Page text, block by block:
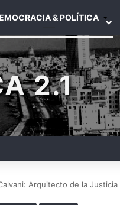
& POLÍTICA
2.1
Arquitecto de la